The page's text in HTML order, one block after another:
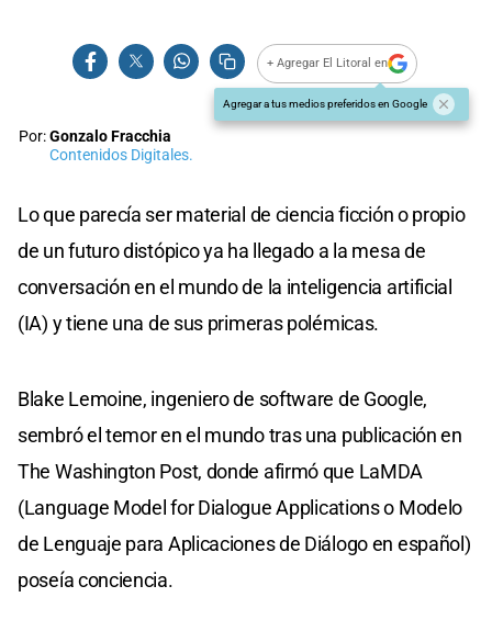
+ Agregar El Litoral en
Agregar a tus medios preferidos en Google
Por:Gonzalo Fracchia
Contenidos Digitales.
Lo que parecía ser material de ciencia ficción o propio
de un futuro distópico ya ha llegado a la mesa de
conversación en el mundo de la inteligencia artificial
(IA) y tiene una de sus primeras polémicas.
Blake Lemoine, ingeniero de software de Google,
sembró el temor en el mundo tras una publicación en
The Washington Post, donde afirmó que LaMDA
(Language Model for Dialogue Applications o Modelo
de Lenguaje para Aplicaciones de Diálogo en español)
poseía conciencia.